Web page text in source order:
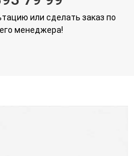
или сделать заказ по
менеджера!